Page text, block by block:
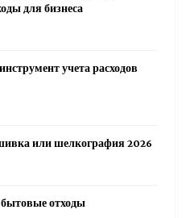
для бизнеса
учета расходов
или шелкография 2026
отходы